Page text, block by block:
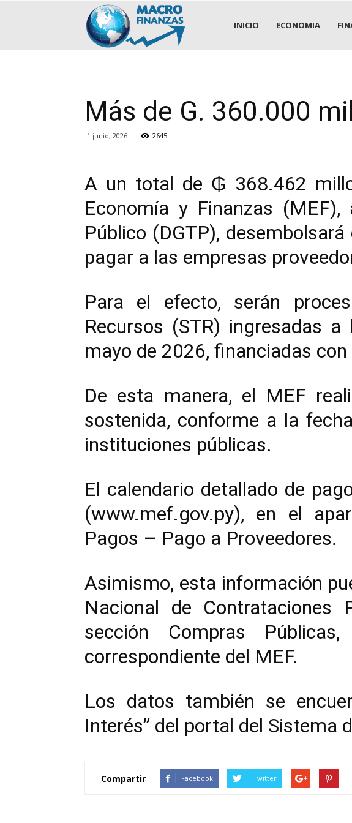
.::MACROFINANZAS::.
INICIO ECONOMIA
Más de G. 360.000
1 junio, 2026 2645
A un total de ₲ 368.462
Economía y Finanzas
Público (DGTP),
pagar a las empresas
Para el efecto, serán
Recursos (STR) ingresadas
mayo de 2026, financiadas con
De esta manera, el MEF
sostenida, conforme a la
instituciones públicas.
El calendario detallado de
(www.mef.gov.py), en el
Pagos – Pago a Proveedores.
Asimismo, esta información
Nacional de Contrataciones
sección Compras
correspondiente del MEF.
Los datos también se
Interés” del portal del Sistema
Compartir Facebook Twitter